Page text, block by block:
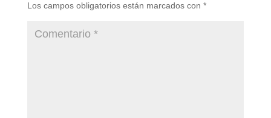
Los campos obligatorios están marcados con *